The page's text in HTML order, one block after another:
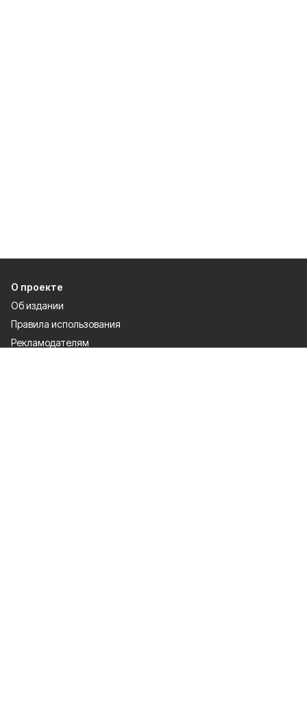
О проекте
Об издании
Правила использования
Рекламодателям